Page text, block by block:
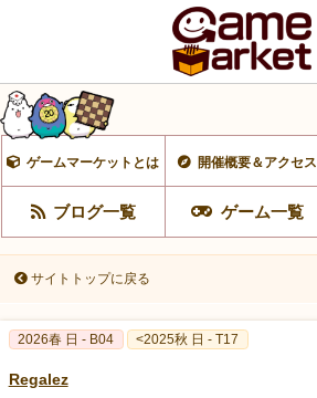
ゲームマーケットとは 開催概要＆アクセス
ブログ一覧 ゲーム一覧
サイトトップに戻る
2026春 日 - B04 <2025秋 日 - T17
Regalez